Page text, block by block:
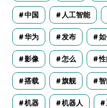
中国 人工智能
华为 发布
影像 怎么
搭载 旗舰
机器 机器人